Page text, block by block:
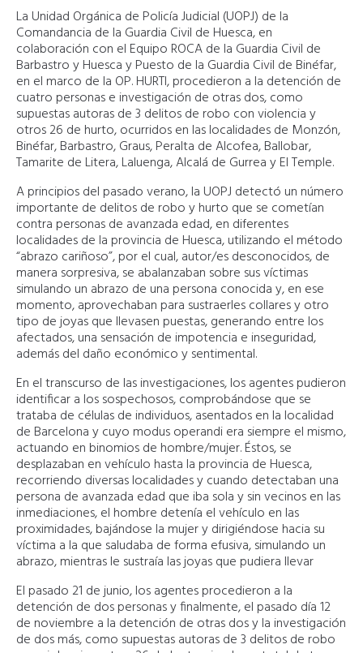
La Unidad Orgánica de Policía Judicial (UOPJ) de la
Comandancia de la Guardia Civil de Huesca, en
colaboración con el Equipo ROCA de la Guardia Civil de
Barbastro y Huesca y Puesto de la Guardia Civil de Binéfar,
en el marco de la OP. HURTI, procedieron a la detención de
cuatro personas e investigación de otras dos, como
supuestas autoras de 3 delitos de robo con violencia y
otros 26 de hurto, ocurridos en las localidades de Monzón,
Binéfar, Barbastro, Graus, Peralta de Alcofea, Ballobar,
Tamarite de Litera, Laluenga, Alcalá de Gurrea y El Temple.
A principios del pasado verano, la UOPJ detectó un número
importante de delitos de robo y hurto que se cometían
contra personas de avanzada edad, en diferentes
localidades de la provincia de Huesca, utilizando el método
“abrazo cariñoso”, por el cual, autor/es desconocidos, de
manera sorpresiva, se abalanzaban sobre sus víctimas
simulando un abrazo de una persona conocida y, en ese
momento, aprovechaban para sustraerles collares y otro
tipo de joyas que llevasen puestas, generando entre los
afectados, una sensación de impotencia e inseguridad,
además del daño económico y sentimental.
En el transcurso de las investigaciones, los agentes pudieron
identificar a los sospechosos, comprobándose que se
trataba de células de individuos, asentados en la localidad
de Barcelona y cuyo modus operandi era siempre el mismo,
actuando en binomios de hombre/mujer. Éstos, se
desplazaban en vehículo hasta la provincia de Huesca,
recorriendo diversas localidades y cuando detectaban una
persona de avanzada edad que iba sola y sin vecinos en las
inmediaciones, el hombre detenía el vehículo en las
proximidades, bajándose la mujer y dirigiéndose hacia su
víctima a la que saludaba de forma efusiva, simulando un
abrazo, mientras le sustraía las joyas que pudiera llevar
El pasado 21 de junio, los agentes procedieron a la
detención de dos personas y finalmente, el pasado día 12
de noviembre a la detención de otras dos y la investigación
de dos más, como supuestas autoras de 3 delitos de robo